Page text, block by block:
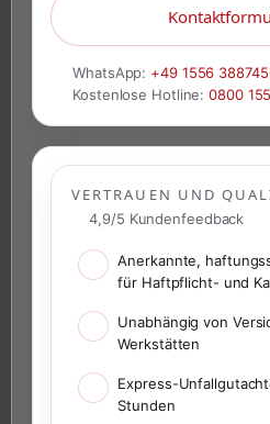
WhatsApp: +49 1556
Kostenlose Hotline:0800
VERTRAUEN UND
4,9/5 Kundenfeedback
Anerkannte,
für Haftpflicht- und
Unabhängig von
Werkstätten
Express-
Stunden